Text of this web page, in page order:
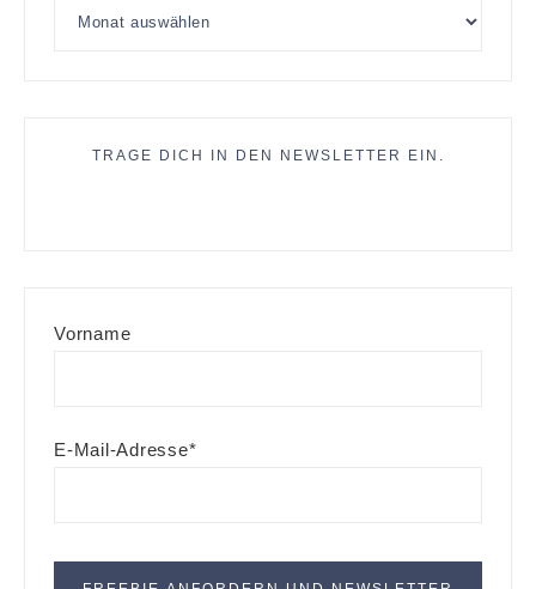
TRAGE DICH IN DEN NEWSLETTER EIN.
Vorname
E-Mail-Adresse*